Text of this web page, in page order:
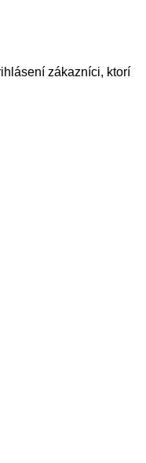
zákazníci, ktorí